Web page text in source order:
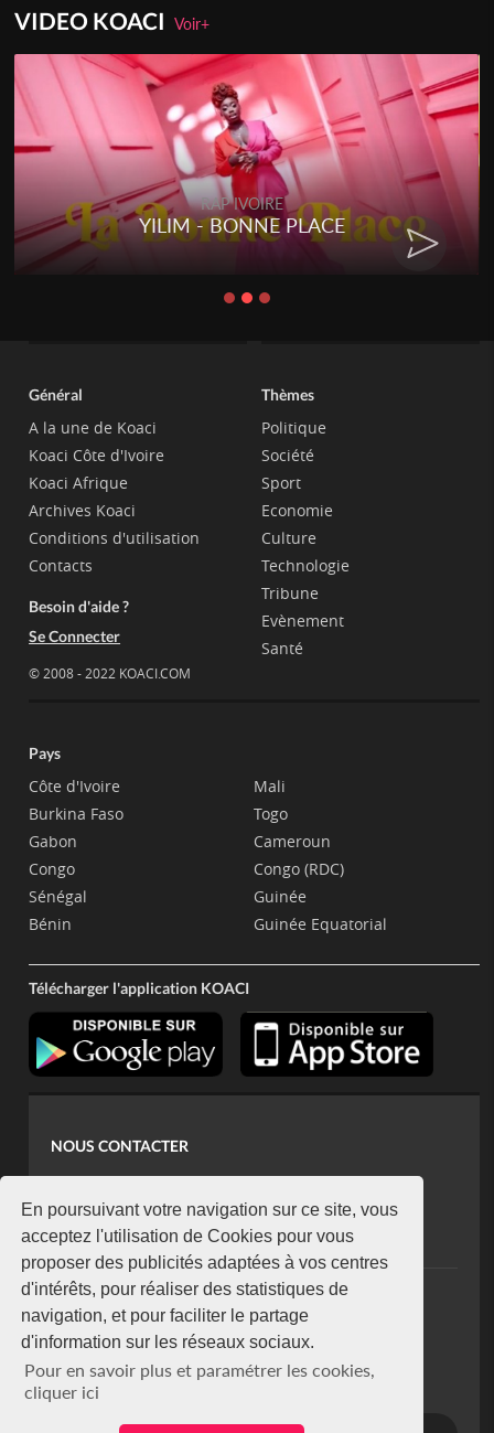
En poursuivant votre navigation sur ce site, vous
acceptez l'utilisation de Cookies pour vous
proposer des publicités adaptées à vos centres
d'intérêts, pour réaliser des statistiques de
navigation, et pour faciliter le partage
d'information sur les réseaux sociaux.
Pour en savoir plus et paramétrer les cookies,
cliquer ici
VIDEO KOACIVoir+
RAP IVOIRE
YILIM - BONNE PLACE
Général
A la une de Koaci
Koaci Côte d'Ivoire
Koaci Afrique
Archives Koaci
Conditions d'utilisation
Contacts
Besoin d'aide ?
Se Connecter
© 2008 - 2022 KOACI.COM
Thèmes
Politique
Société
Sport
Economie
Culture
Technologie
Tribune
Evènement
Santé
Pays
Côte d'Ivoire
Burkina Faso
Gabon
Congo
Sénégal
Bénin
Mali
Togo
Cameroun
Congo (RDC)
Guinée
Guinée Equatorial
Télécharger l'application KOACI
NOUS CONTACTER
koaci@yahoo.fr
+225 07 08 85 52 93
NEWSLETTER
Restez connecté via notre newsletter
S'abonner
Se désabonner